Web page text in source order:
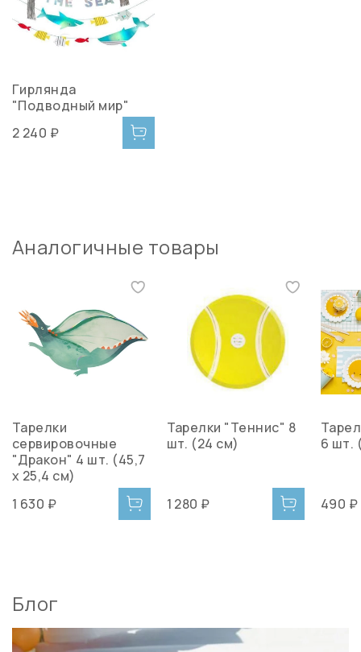
Гирлянда
"Подводный мир"
2 240 ₽
Аналогичные товары
Тарелки
сервировочные
"Дракон" 4 шт. (45,7
x 25,4 см)
1 630 ₽
Тарелки "Теннис" 8
шт. (24 см)
1 280 ₽
6 шт.
490 ₽
Блог